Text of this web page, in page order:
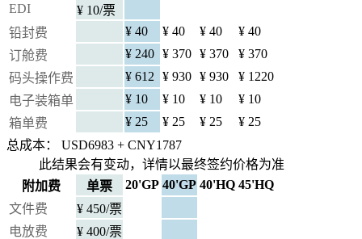
EDI
¥ 10/票
铅封费
¥ 40 ¥ 40 ¥ 40
¥ 40
订舱费
¥ 240 ¥ 370 ¥ 370
¥ 370
码头操作费
¥ 612 ¥ 930 ¥ 930
¥ 1220
电子装箱单
¥ 10 ¥ 10 ¥ 10
¥ 10
箱单费
¥ 25 ¥ 25 ¥ 25
¥ 25
总成本： USD6983 + CNY1787
此结果会有变动，详情以最终签约价格为准
附加费
单票 20'GP 40'GP 40'HQ 45'HQ
文件费
¥ 450/票
电放费
¥ 400/票